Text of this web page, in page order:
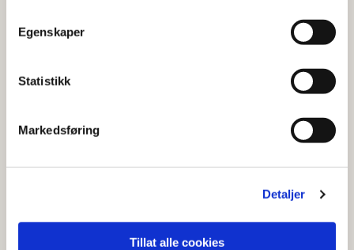
Egenskaper
Statistikk
Markedsføring
Detaljer
Tillat alle cookies